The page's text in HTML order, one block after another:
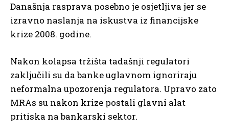
Današnja rasprava posebno je osjetljiva jer se
izravno naslanja na iskustva iz financijske
krize 2008. godine.
Nakon kolapsa tržišta tadašnji regulatori
zaključili su da banke uglavnom ignoriraju
neformalna upozorenja regulatora. Upravo zato
MRAs su nakon krize postali glavni alat
pritiska na bankarski sektor.